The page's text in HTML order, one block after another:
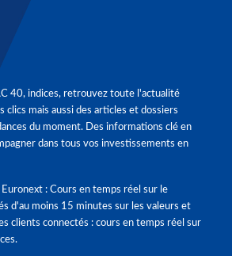
40, indices, retrouvez toute l'actualité
clics mais aussi des articles et dossiers
du moment. Des informations clé en
dans tous vos investissements en
Euronext : Cours en temps réel sur le
d'au moins 15 minutes sur les valeurs et
clients connectés : cours en temps réel sur